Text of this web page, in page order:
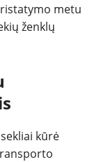
metu
ženklų
kūrė